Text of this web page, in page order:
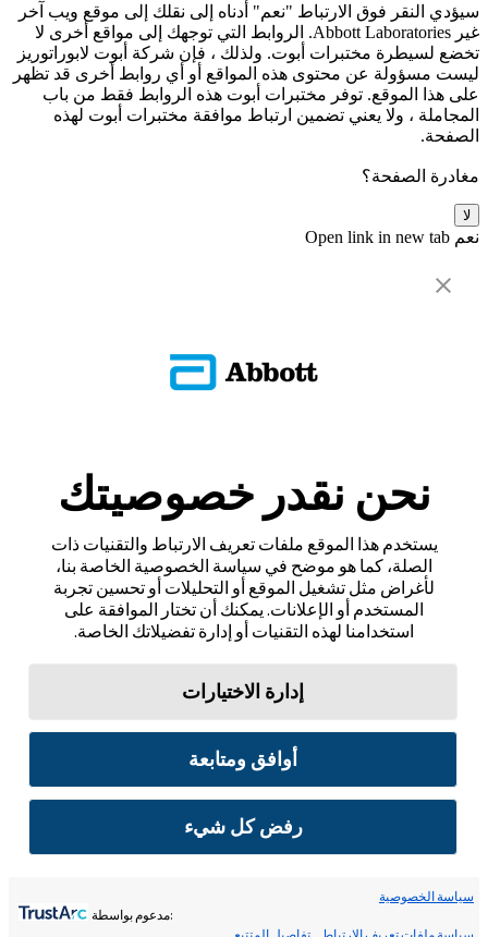
سيؤدي النقر فوق الارتباط "نعم" أدناه إلى نقلك إلى موقع ويب آخر
غير Abbott Laboratories. الروابط التي توجهك إلى مواقع أخرى لا
تخضع لسيطرة مختبرات أبوت. ولذلك ، فإن شركة أبوت لابوراتوريز
ليست مسؤولة عن محتوى هذه المواقع أو أي روابط أخرى قد تظهر
على هذا الموقع. توفر مختبرات أبوت هذه الروابط فقط من باب
المجاملة ، ولا يعني تضمين ارتباط موافقة مختبرات أبوت لهذه
الصفحة.
مغادرة الصفحة؟
لا
نعم Open link in new tab
نحن نقدر خصوصيتك
يستخدم هذا الموقع ملفات تعريف الارتباط والتقنيات ذات
الصلة، كما هو موضح في سياسة الخصوصية الخاصة بنا،
لأغراض مثل تشغيل الموقع أو التحليلات أو تحسين تجربة
المستخدم أو الإعلانات. يمكنك أن تختار الموافقة على
استخدامنا لهذه التقنيات أو إدارة تفضيلاتك الخاصة.
إدارة الاختيارات
أوافق ومتابعة
رفض كل شيء
سياسة الخصوصية
:مدعوم بواسطة